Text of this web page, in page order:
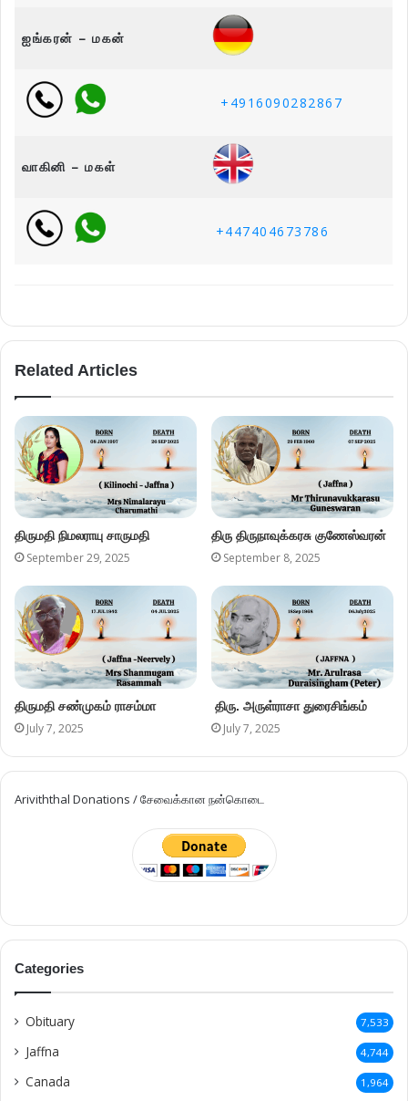
ஐங்கரன் – மகன்
+4916090282867
வாகினி – மகள்
+447404673786
Related Articles
திருமதி நிமலராயு சாருமதி
September 29, 2025
திரு திருநாவுக்கரசு குணேஸ்வரன்
September 8, 2025
திருமதி சண்முகம் ராசம்மா
July 7, 2025
திரு. அருள்ராசா துரைசிங்கம்
July 7, 2025
Ariviththal Donations / சேவைக்கான நன்கொடை
Categories
Obituary 7,533
Jaffna 4,744
Canada 1,964